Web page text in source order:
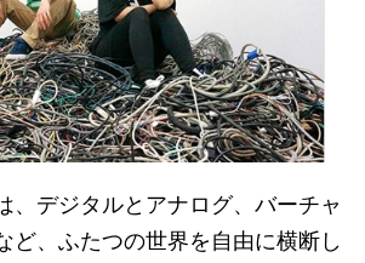
、デジタルとアナログ、バーチャ
ど、ふたつの世界を自由に横断し